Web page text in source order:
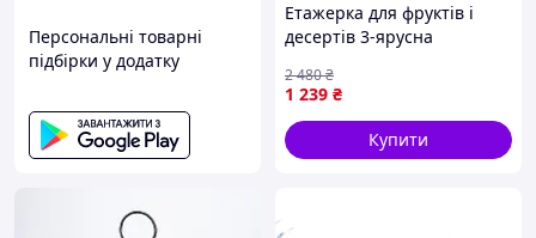
Персональні товарні
підбірки у додатку
Етажерка для фруктів і
десертів 3-ярусна
1 239 ₴
2 480₴
Купити